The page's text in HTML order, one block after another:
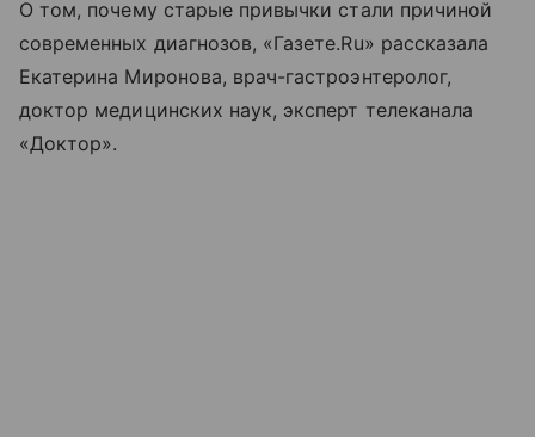
О том, почему старые привычки стали причиной
современных диагнозов, «Газете.Ru» рассказала
Екатерина Миронова, врач-гастроэнтеролог,
доктор медицинских наук, эксперт телеканала
«Доктор».